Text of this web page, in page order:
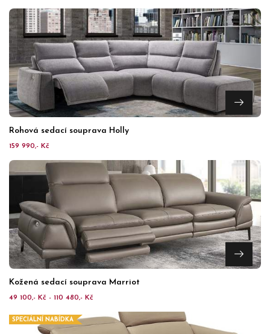
Rohová sedací souprava Holly
159 990,- Kč
Kožená sedací souprava Marriot
49 100,- Kč - 110 480,- Kč
SPECIÁLNÍ NABÍDKA